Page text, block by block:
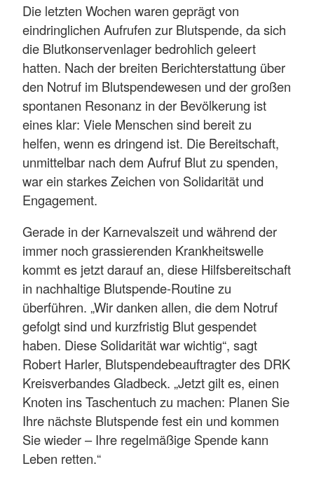
Die letzten Wochen waren geprägt von
eindringlichen Aufrufen zur Blutspende, da sich
die Blutkonservenlager bedrohlich geleert
hatten. Nach der breiten Berichterstattung über
den Notruf im Blutspendewesen und der großen
spontanen Resonanz in der Bevölkerung ist
eines klar: Viele Menschen sind bereit zu
helfen, wenn es dringend ist. Die Bereitschaft,
unmittelbar nach dem Aufruf Blut zu spenden,
war ein starkes Zeichen von Solidarität und
Engagement.
Gerade in der Karnevalszeit und während der
immer noch grassierenden Krankheitswelle
kommt es jetzt darauf an, diese Hilfsbereitschaft
in nachhaltige Blutspende-Routine zu
überführen. „Wir danken allen, die dem Notruf
gefolgt sind und kurzfristig Blut gespendet
haben. Diese Solidarität war wichtig“, sagt
Robert Harler, Blutspendebeauftragter des DRK
Kreisverbandes Gladbeck. „Jetzt gilt es, einen
Knoten ins Taschentuch zu machen: Planen Sie
Ihre nächste Blutspende fest ein und kommen
Sie wieder – Ihre regelmäßige Spende kann
Leben retten.“